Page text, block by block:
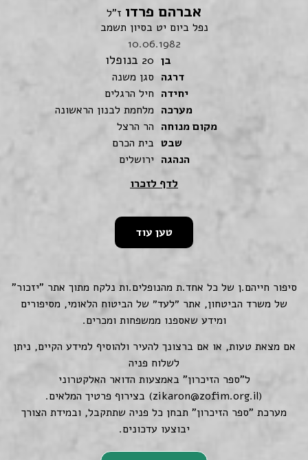
אברהם פרדו ז"ל
נפל ביום יט בסיון תשמב
10.06.1982
בן 20 בנופלו
דרגה סגן משנה
יחידה חיל הרגלים
מערכה מלחמת לבנון הראשונה
מקום מנוחה הר הרצל
שבט בית הכרם
הנהגה ירושלים
לדף לזכרו
טען עוד
סיפור חייהם.ן של כל אחד.ת מהנופלים.ות נלקח מתוך אתר "יזכור"
של משרד הביטחון, אתר ״לעד״ של הביטוח הלאומי, מסיפורים
ומידע שאספנו ממשפחות ומכרים.
אם מצאת טעות, או אם ברצונך להעיר ולהוסיף למידע הקיים, ניתן
לשלוח פניה
ל"ספר הזיכרון" באמצעות הדואר האלקטרוני
(
zikaron@zofim.org.il) בצירוף פרטיך המלאים.
מערכת "ספר הזיכרון" תבחן כל פניה שתתקבל, ובמידת הצורך
יבוצעו עדכונים.